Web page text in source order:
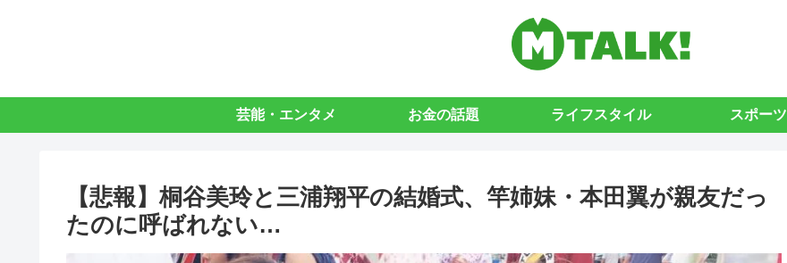
芸能・エンタメ お金の話題 ライフスタイル スポーツ
【悲報】桐谷美玲と三浦翔平の結婚式、竿姉妹・本田翼が親友だっ
たのに呼ばれない…